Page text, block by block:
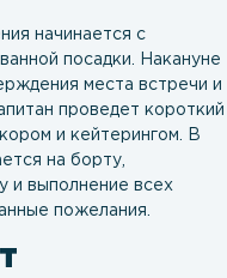
начинается с
посадки. Накануне
места встречи и
проведет короткий
и кейтерингом. В
на борту,
и выполнение всех
пожелания.